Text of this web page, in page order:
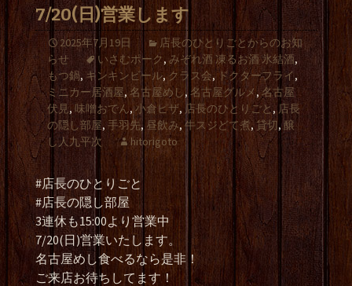
7/20(日)営業します
2025年7月19日
店長のひとりごとからのお知
らせ
いさむポーク, みぞれ酒 凍るお酒 氷結酒,
もつ鍋, キンキンビール,クラス会, ドクターフライ,
ミニカー居酒屋,名古屋めし, 名古屋グルメ,名古屋
伏見, 味噌おでん,小倉ピザ, 店長のひとりごと,店長
の隠し部屋, 手羽先, 昼飲み, 牛スジどて煮,貸切,醸
し人九平次
hitorigoto
#店長のひとりごと
#店長の隠し部屋
3連休も15:00より営業中
7/20(日)営業いたします。
名古屋めし食べるなら是非！
ご来店お待ちしてます！